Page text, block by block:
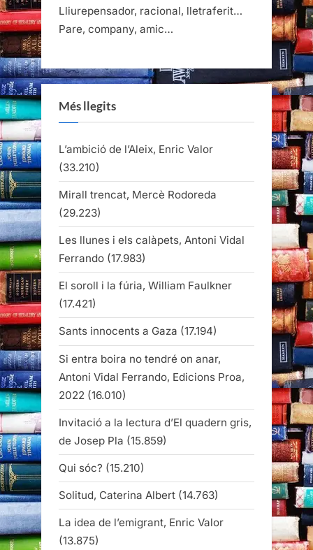
Lliurepensador, racional, lletraferit…
Pare, company, amic…
Més llegits
L’ambició de l’Aleix, Enric Valor
(33.210)
Mirall trencat, Mercè Rodoreda
(29.223)
Les llunes i els calàpets, Antoni Vidal
Ferrando (17.983)
El soroll i la fúria, William Faulkner
(17.421)
Sants innocents a Gaza (17.194)
Si entra boira no tendré on anar,
Antoni Vidal Ferrando, Edicions Proa,
2022 (16.010)
Invitació a la lectura d’El quadern gris,
de Josep Pla (15.859)
Qui sóc? (15.210)
Solitud, Caterina Albert (14.763)
La idea de l’emigrant, Enric Valor
(13.875)